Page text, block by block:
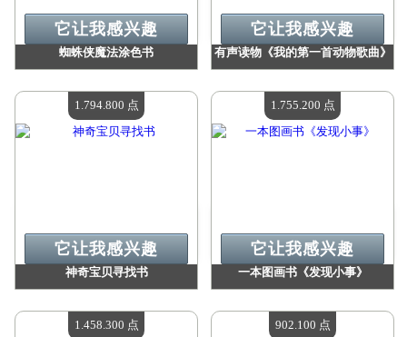
蜘蛛侠魔法涂色书
现有数量：4
它让我感兴趣
有声读物《我的第一首动物歌曲》
现有数量：4
它让我感兴趣
神奇宝贝寻找书
现有数量：4
它让我感兴趣
1.794.800 点
一本图画书《发现小事》
现有数量：4
它让我感兴趣
1.755.200 点
1.458.300 点 902.100 点